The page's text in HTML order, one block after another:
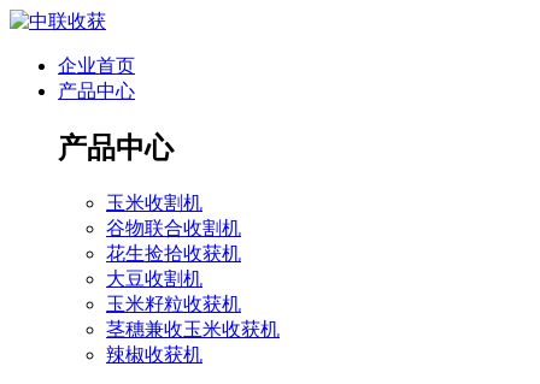
企业首页
产品中心
产品中心
玉米收割机
谷物联合收割机
花生捡拾收获机
大豆收割机
玉米籽粒收获机
茎穗兼收玉米收获机
辣椒收获机